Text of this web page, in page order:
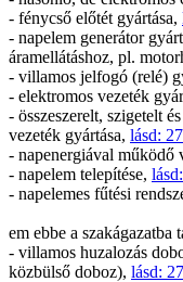
- fénycső előtét gyártása,
- napelem generátor
áramellátáshoz, pl.
- villamos jelfogó (relé)
- elektromos vezeték
- összeszerelt, szigetelt
vezeték gyártása, lásd:
- napenergiával működő
- napelem telepítése,
- napelemes fűtési
em ebbe a szakágazatba
- villamos huzalozás
közbülső doboz), lásd: